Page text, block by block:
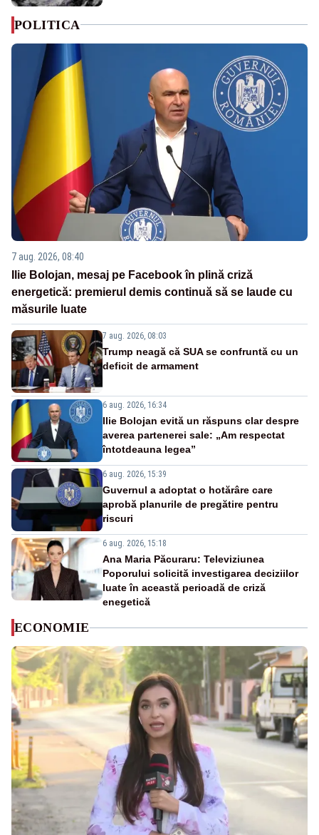
POLITICA
7 aug. 2026, 08:40
Ilie Bolojan, mesaj pe Facebook în plină criză
energetică: premierul demis continuă să se laude cu
măsurile luate
7 aug. 2026, 08:03
Trump neagă că SUA se confruntă cu un
deficit de armament
6 aug. 2026, 16:34
Ilie Bolojan evită un răspuns clar despre
averea partenerei sale: „Am respectat
întotdeauna legea”
6 aug. 2026, 15:39
Guvernul a adoptat o hotărâre care
aprobă planurile de pregătire pentru
riscuri
6 aug. 2026, 15:18
Ana Maria Păcuraru: Televiziunea
Poporului solicită investigarea deciziilor
luate în această perioadă de criză
enegetică
ECONOMIE